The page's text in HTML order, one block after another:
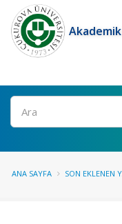
Ara
ANA SAYFA SON EKLENEN